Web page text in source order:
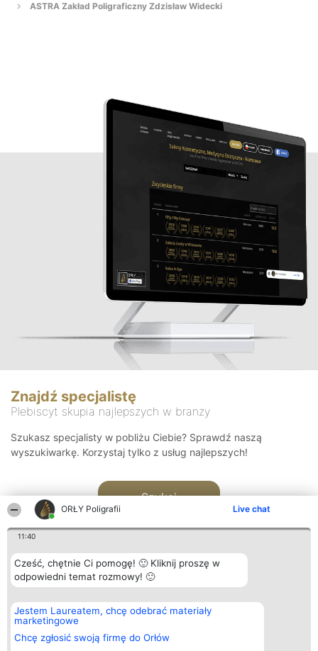
ORŁY Poligrafii Live chat
11:40
Cześć, chętnie Ci pomogę! 🙂 Kliknij proszę w
odpowiedni temat rozmowy! 🙂
Jestem Laureatem, chcę odebrać materiały
marketingowe
Chcę zgłosić swoją firmę do Orłów
ASTRA Zakład Poligraficzny Zdzisław Widecki
Znajdź specjalistę
Plebiscyt skupia najlepszych w branży
Szukasz specjalisty w pobliżu Ciebie? Sprawdź naszą
wyszukiwarkę. Korzystaj tylko z usług najlepszych!
Szukaj
Organizator plebiscytu
Bright Side Solutions sp. z o.
o. sp. k.
ul. Ruska 22
Wrocław 50-079
Plebiscyt
Laureaci
wszystkich
Laureatów
Kontakt
Kontakt